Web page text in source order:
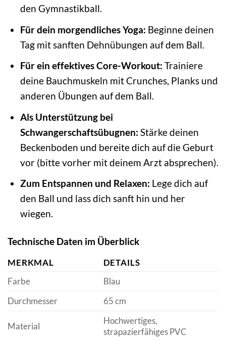
den Gymnastikball.
Für dein morgendliches Yoga: Beginne deinen
Tag mit sanften Dehnübungen auf dem Ball.
Für ein effektives Core-Workout: Trainiere
deine Bauchmuskeln mit Crunches, Planks und
anderen Übungen auf dem Ball.
Als Unterstützung bei
Schwangerschaftsübugnen: Stärke deinen
Beckenboden und bereite dich auf die Geburt
vor (bitte vorher mit deinem Arzt absprechen).
Zum Entspannen und Relaxen: Lege dich auf
den Ball und lass dich sanft hin und her
wiegen.
Technische Daten im Überblick
MERKMAL
DETAILS
Farbe
Blau
Durchmesser
65 cm
Material
Hochwertiges,
strapazierfähiges PVC